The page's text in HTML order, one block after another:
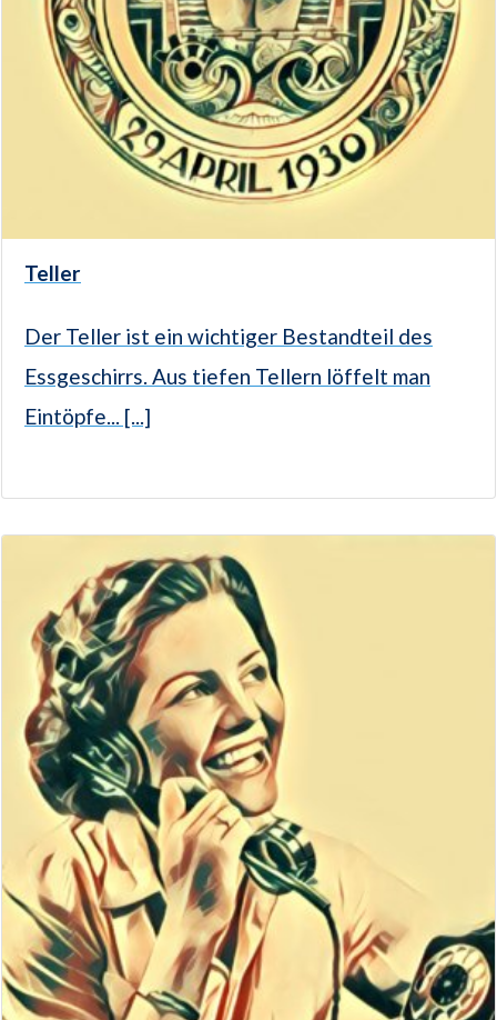
Teller
Der Teller ist ein wichtiger Bestandteil des
Essgeschirrs. Aus tiefen Tellern löffelt man
Eintöpfe... [...]